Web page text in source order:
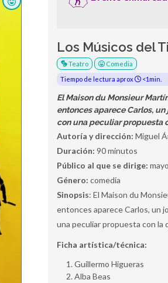
Los Músicos del
Teatro
Comedia
Tiempo de lectura aprox
<1min.
El Maison du Monsieur
entonces aparece Carlos,
con una peculiar propuesta
Autoría y dirección: Miguel
Duración: 90 minutos
Público al que se dirige:
Género: comedia
Sinopsis: El Maison du
entonces aparece Carlos, un
una peculiar propuesta con
Ficha artística/técnica:
Guillermo Higueras
Alba Beas